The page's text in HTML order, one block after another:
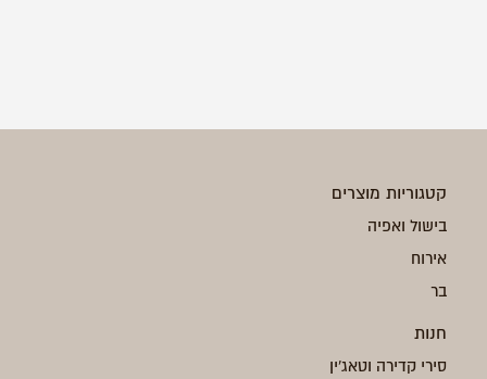
קטגוריות מוצרים
בישול ואפיה
אירוח
בר
חנות
סירי קדירה וטאג'ין